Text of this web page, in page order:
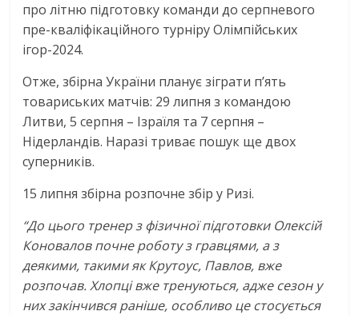
про літню підготовку команди до серпневого
пре-кваліфікаційного турніру Олімпійських
ігор-2024.
Отже, збірна України планує зіграти п’ять
товариських матчів: 29 липня з командою
Литви, 5 серпня – Ізраїля та 7 серпня –
Нідерландів. Наразі триває пошук ще двох
суперників.
15 липня збірна розпочне збір у Ризі.
“До цього тренер з фізичної підготовки Олексій
Коновалов почне роботу з гравцями, а з
деякими, такими як Крутоус, Павлов, вже
розпочав. Хлопці вже тренуються, адже сезон у
них закінчився раніше, особливо це стосується